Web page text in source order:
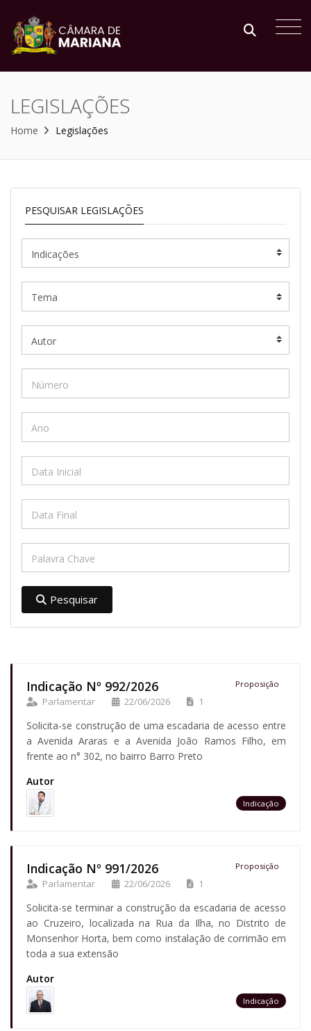
LEGISLAÇÕES
Home Legislações
Indicação Nº 992/2026 Proposição
Parlamentar 22/06/2026 1
Solicita-se construção de uma escadaria de acesso entre
a Avenida Araras e a Avenida João Ramos Filho, em
frente ao n° 302, no bairro Barro Preto
Autor
Indicação
Indicação Nº 991/2026 Proposição
Parlamentar 22/06/2026 1
Solicita-se terminar a construção da escadaria de acesso
ao Cruzeiro, localizada na Rua da Ilha, no Distrito de
Monsenhor Horta, bem como instalação de corrimão em
toda a sua extensão
Autor
Indicação
PESQUISAR LEGISLAÇÕES
Pesquisar